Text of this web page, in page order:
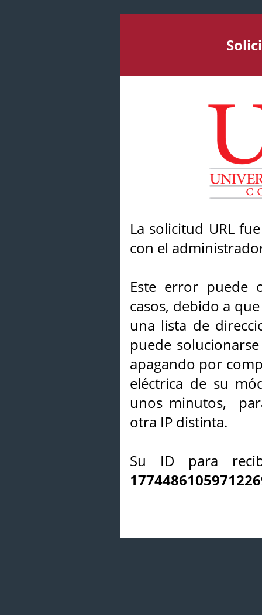
La solicitud URL
con el
Este error puede
casos, debido a
una lista de
puede
apagando por
eléctrica de su
unos minutos,
otra IP distinta.
Su ID para